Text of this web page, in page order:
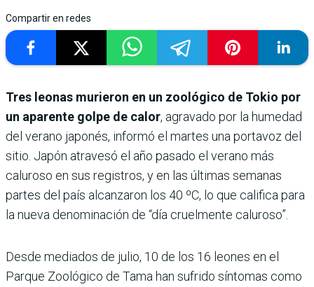
Compartir en redes
Tres leonas murieron en un zoológico de Tokio por
un aparente golpe de calor, agravado por la humedad
del verano japonés, informó el martes una portavoz del
sitio. Japón atravesó el año pasado el verano más
caluroso en sus registros, y en las últimas semanas
partes del país alcanzaron los 40 ºC, lo que califica para
la nueva denominación de “día cruelmente caluroso”.
Desde mediados de julio, 10 de los 16 leones en el
Parque Zoológico de Tama han sufrido síntomas como